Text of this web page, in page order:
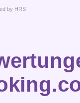
by HRS